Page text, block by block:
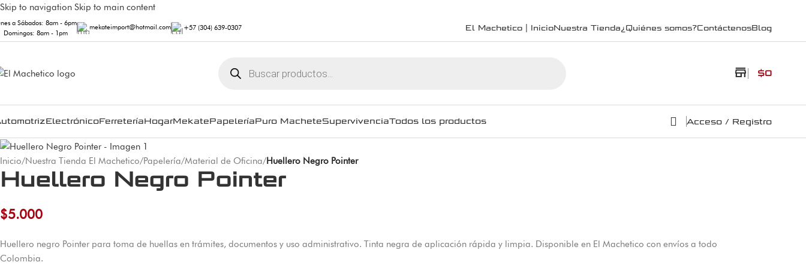
Skip to navigation Skip to main content
a Sábados: 8am - 6pm
Domingos: 8am - 1pm
mekateimport@hotmail.com +57 (304) 639-0307 El Machetico | InicioNuestra Tienda¿Quiénes somos?ContáctenosBlog
store $0
ElectrónicoFerreteríaHogarMekatePapeleríaPuro MacheteSupervivenciaTodos los productos Acceso / Registro
Inicio/Nuestra Tienda El Machetico/Papelería/Material de Oficina/Huellero Negro Pointer
Huellero Negro Pointer
$5.000
Huellero negro Pointer para toma de huellas en trámites, documentos y uso administrativo. Tinta negra de aplicación rápida y limpia. Disponible en El Machetico con envíos a todo
Colombia.